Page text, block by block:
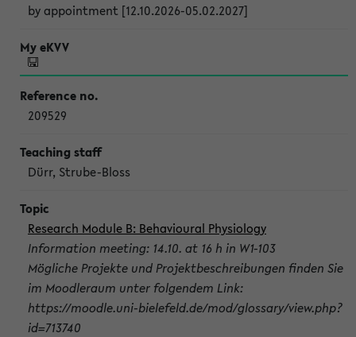
by appointment [12.10.2026-05.02.2027]
209529
Dürr, Strube-Bloss
Research Module B: Behavioural Physiology
Information meeting: 14.10. at 16 h in W1-103
Mögliche Projekte und Projektbeschreibungen finden Sie
im Moodleraum unter folgendem Link:
https://moodle.uni-bielefeld.de/mod/glossary/view.php?
id=713740